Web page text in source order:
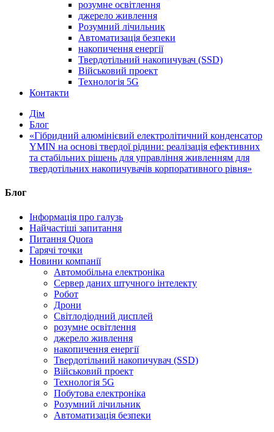
розумне освітлення
джерело живлення
Розумний лічильник
Автоматизація безпеки
накопичення енергії
Твердотільний накопичувач (SSD)
Військовий проект
Технологія 5G
Контакти
Дім
Блог
«Гібридний алюмінієвий електролітичний конденсатор
YMIN на основі твердої рідини: реалізація ефективних
та стабільних рішень для управління живленням для
твердотільних накопичувачів корпоративного рівня»
Блог
Інформація про галузь
Найчастіші запитання
Питання Quora
Гарячі точки
Новини компанії
Автомобільна електроніка
Сервер даних штучного інтелекту
Робот
Дрони
Світлодіодний дисплей
розумне освітлення
джерело живлення
накопичення енергії
Твердотільний накопичувач (SSD)
Військовий проект
Технологія 5G
Побутова електроніка
Розумний лічильник
Автоматизація безпеки